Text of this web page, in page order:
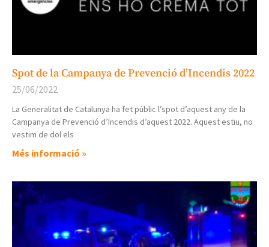
Spot de la Campanya de Prevenció d’Incendis 2022
25/06/2022
La Generalitat de Catalunya ha fet públic l’spot d’aquest any de la
Campanya de Prevenció d’Incendis d’aquest 2022. Aquest estiu, no
vestim de dol els
Més informació »